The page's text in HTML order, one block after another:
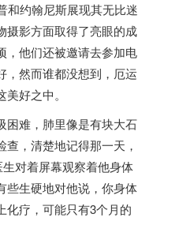
和约翰尼斯展现其无比迷
摄影方面取得了亮眼的成
，他们还被邀请去参加电
，然而谁都没想到，厄运
好之中。
困难，肺里像是有块大石
，清楚地记得那一天，
生对着屏幕观察着他身体
些生硬地对他说，你身体
化疗，可能只有3个月的